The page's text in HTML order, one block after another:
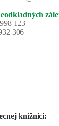
123
306
knižnici: